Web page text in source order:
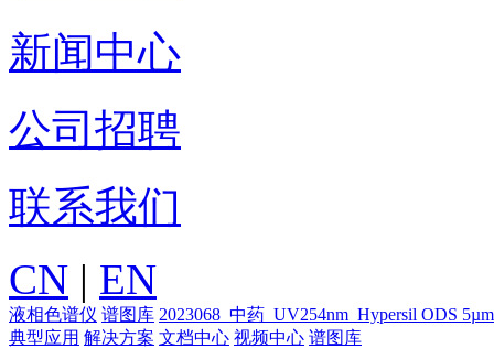
新闻中心
公司招聘
联系我们
CN | EN
液相色谱仪 谱图库 2023068_中药_UV254nm_Hypersil ODS
典型应用 解决方案 文档中心 视频中心 谱图库